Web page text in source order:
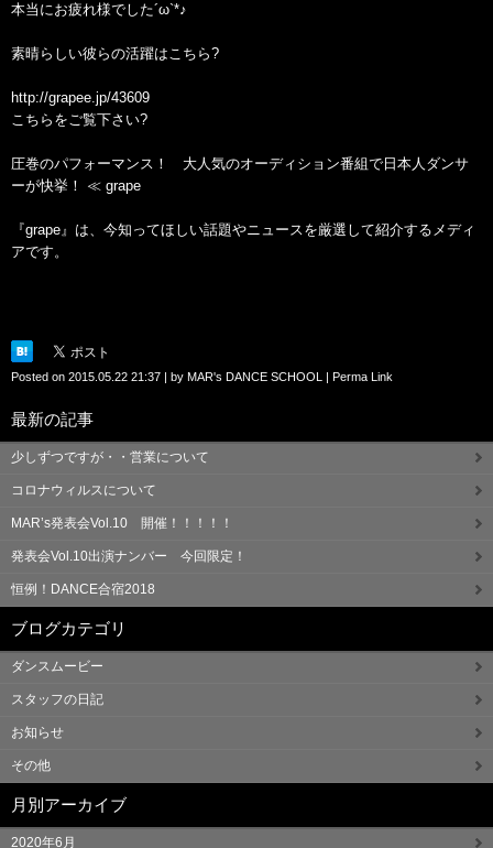
本当にお疲れ様でした´ω`*♪
素晴らしい彼らの活躍はこちら?
http://grapee.jp/43609
こちらをご覧下さい?
圧巻のパフォーマンス！ 大人気のオーディション番組で日本人ダンサ
ーが快挙！ ≪ grape
『grape』は、今知ってほしい話題やニュースを厳選して紹介するメディ
アです。
Posted on 2015.05.22 21:37 by MAR's DANCE SCHOOL Perma Link
最新の記事
少しずつですが・・営業について
コロナウィルスについて
MAR’s発表会Vol.10 開催！！！！！
発表会Vol.10出演ナンバー 今回限定！
恒例！DANCE合宿2018
ブログカテゴリ
ダンスムービー
スタッフの日記
お知らせ
その他
月別アーカイブ
2020年6月